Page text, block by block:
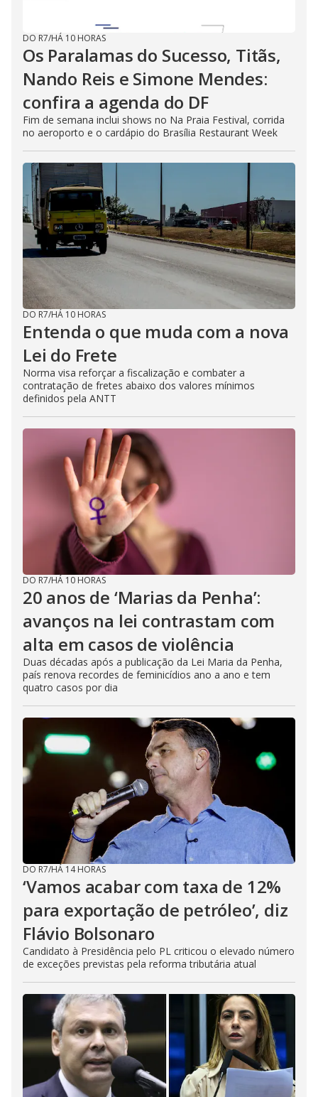
DO R7/HÁ 10 HORAS
Os Paralamas do Sucesso, Titãs,
Nando Reis e Simone Mendes:
confira a agenda do DF
Fim de semana inclui shows no Na Praia Festival, corrida
no aeroporto e o cardápio do Brasília Restaurant Week
DO R7/HÁ 10 HORAS
Entenda o que muda com a nova
Lei do Frete
Norma visa reforçar a fiscalização e combater a
contratação de fretes abaixo dos valores mínimos
definidos pela ANTT
DO R7/HÁ 10 HORAS
20 anos de ‘Marias da Penha’:
avanços na lei contrastam com
alta em casos de violência
Duas décadas após a publicação da Lei Maria da Penha,
país renova recordes de feminicídios ano a ano e tem
quatro casos por dia
DO R7/HÁ 14 HORAS
‘Vamos acabar com taxa de 12%
para exportação de petróleo’, diz
Flávio Bolsonaro
Candidato à Presidência pelo PL criticou o elevado número
de exceções previstas pela reforma tributária atual